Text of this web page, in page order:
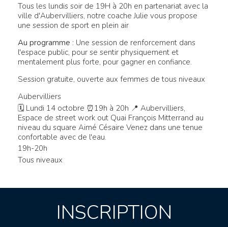
Tous les lundis soir de 19H à 20h en partenariat avec la
ville d'Aubervilliers, notre coache Julie vous propose
une session de sport en plein air
Au programme : Une session de renforcement dans
l'espace public, pour se sentir physiquement et
mentalement plus forte, pour gagner en confiance.
Session gratuite, ouverte aux femmes de tous niveaux
Aubervilliers
🗓 Lundi 14 octobre ⏰19h à 20h 📍 Aubervilliers,
Espace de street work out Quai François Mitterrand au
niveau du square Aimé Césaire Venez dans une tenue
confortable avec de l'eau.
19h-20h
Tous niveaux
INSCRIPTION